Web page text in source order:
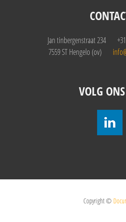
Jan tinbergenstraat 234
7559 ST Hengelo (ov)
VOLG
Copyright ©